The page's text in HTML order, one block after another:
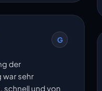
G
der
war sehr
schnell und von